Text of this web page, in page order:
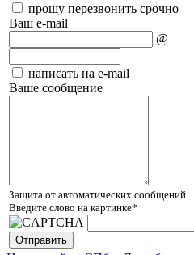
прошу перезвонить срочно
Ваш e-mail
@
написать на e-mail
Ваше сообщение
Защита от автоматических сообщений
Введите слово на картинке*